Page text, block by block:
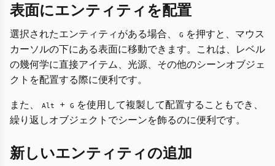
表面にエンティティを配置
選択されたエンティティがある場合、 G を押すと、マウス
カーソルの下にある表面に移動できます。これは、レベル
の幾何学に直接アイテム、光源、その他のシーンオブジェ
クトを配置する際に便利です。
また、 Alt + G を使用して複製して配置することもでき、
繰り返しオブジェクトでシーンを飾るのに便利です。
新しいエンティティの追加